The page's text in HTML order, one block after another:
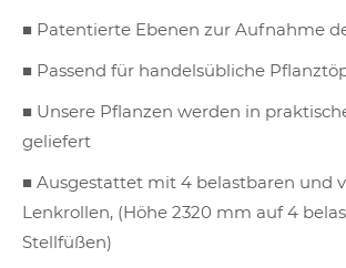
■ Patentierte Ebenen zur Aufnahme
■ Passend für handelsübliche
■ Unsere Pflanzen werden in
geliefert
■ Ausgestattet mit 4 belastbaren und
Lenkrollen, (Höhe 2320 mm auf 4
Stellfüßen)